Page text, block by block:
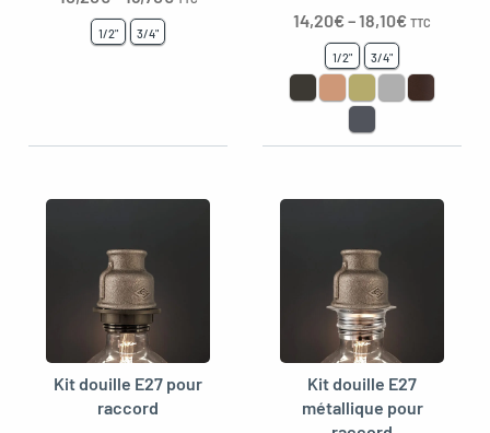
1/2" 3/4"
14,20€–18,10€ TTC
1/2" 3/4"
Kit douille E27 pour
raccord
Kit douille E27
métallique pour